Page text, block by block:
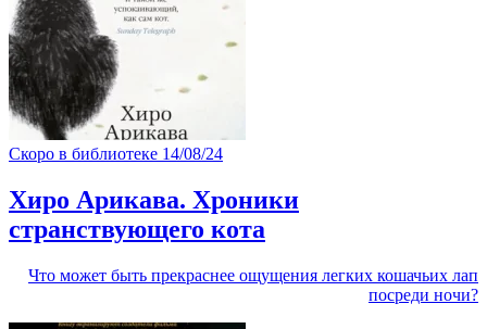
Скоро в библиотеке 14/08/24
Хиро Арикава. Хроники
странствующего кота
Что может быть прекраснее ощущения легких кошачьих лап
посреди ночи?